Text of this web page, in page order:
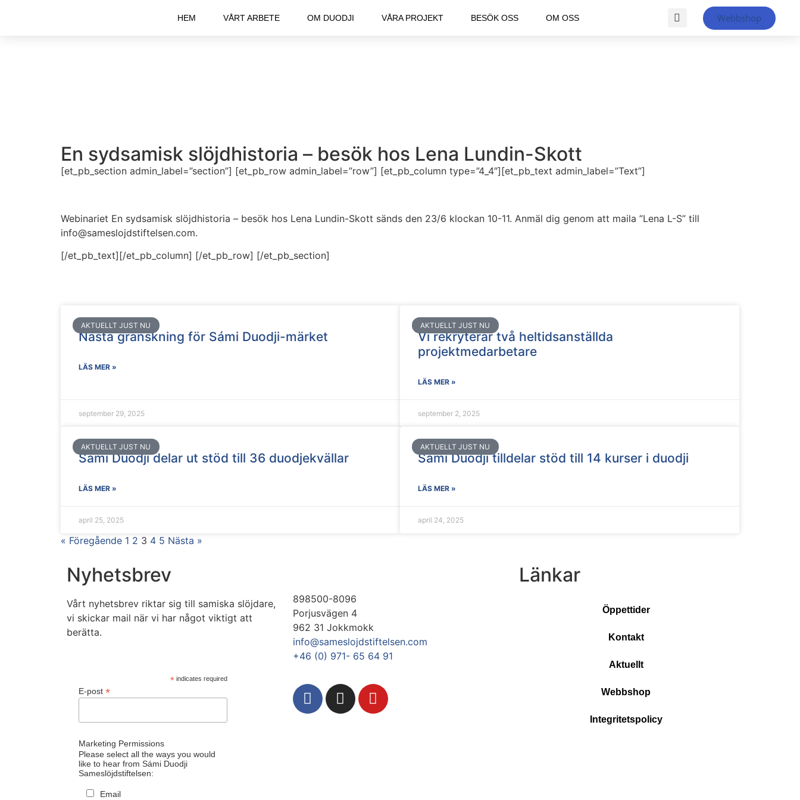
HEM VÅRT ARBETE OM DUODJI VÅRA PROJEKT BESÖK OSS OM OSS Webbshop
En sydsamisk slöjdhistoria – besök hos Lena Lundin-Skott
[et_pb_section admin_label=”section”] [et_pb_row admin_label=”row”] [et_pb_column type=”4_4″][et_pb_text admin_label=”Text”]
Webinariet En sydsamisk slöjdhistoria – besök hos Lena Lundin-Skott sänds den 23/6 klockan 10-11. Anmäl dig genom att maila ”Lena L-S” till
info@sameslojdstiftelsen.com.
[/et_pb_text][/et_pb_column] [/et_pb_row] [/et_pb_section]
AKTUELLT JUST NU
Nästa granskning för Sámi Duodji-märket
LÄS MER »
september 29, 2025
AKTUELLT JUST NU
Vi rekryterar två heltidsanställda
projektmedarbetare
LÄS MER »
september 2, 2025
AKTUELLT JUST NU
Sámi Duodji delar ut stöd till 36 duodjekvällar
LÄS MER »
april 25, 2025
AKTUELLT JUST NU
Sámi Duodji tilldelar stöd till 14 kurser i duodji
LÄS MER »
april 24, 2025
« Föregående 1 2 3 4 5 Nästa »
Nyhetsbrev
Vårt nyhetsbrev riktar sig till samiska slöjdare,
vi skickar mail när vi har något viktigt att
berätta.
*indicates required
E-post *
Marketing Permissions
Please select all the ways you would
like to hear from Sámi Duodji
Sameslöjdstiftelsen:
Email
898500-8096
Porjusvägen 4
962 31 Jokkmokk
info@sameslojdstiftelsen.com
+46 (0) 971- 65 64 91
Länkar
Öppettider
Kontakt
Aktuellt
Webbshop
Integritetspolicy